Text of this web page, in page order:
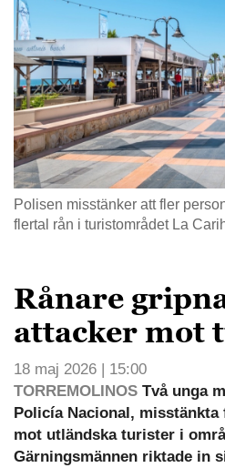
Polisen misstänker att fler
flertal rån i turistområdet La
Rånare
attacker mot
18 maj 2026 | 15:00
TORREMOLINOS Två unga
Policía Nacional,
mot utländska turister i
Gärningsmännen riktade in